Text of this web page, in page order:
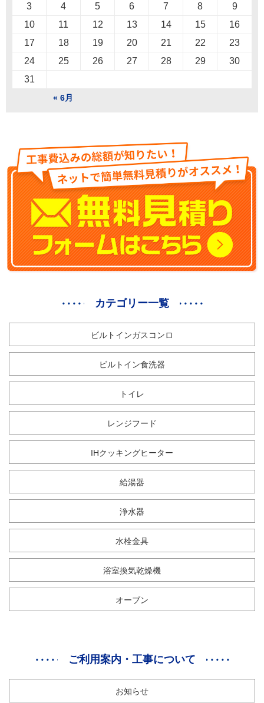
« 6月
3
4 5 6 7 8
9
10
11 12 13 14 15
16
17
18 19 20 21 22
23
24
25 26 27 28 29
30
31
カテゴリー一覧
ビルトインガスコンロ
ビルトイン食洗器
トイレ
レンジフード
IHクッキングヒーター
給湯器
浄水器
水栓金具
浴室換気乾燥機
オーブン
ご利用案内・工事について
お知らせ